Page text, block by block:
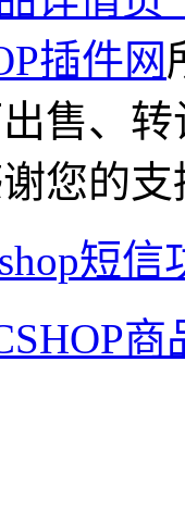
插件网
售、
您的支
短